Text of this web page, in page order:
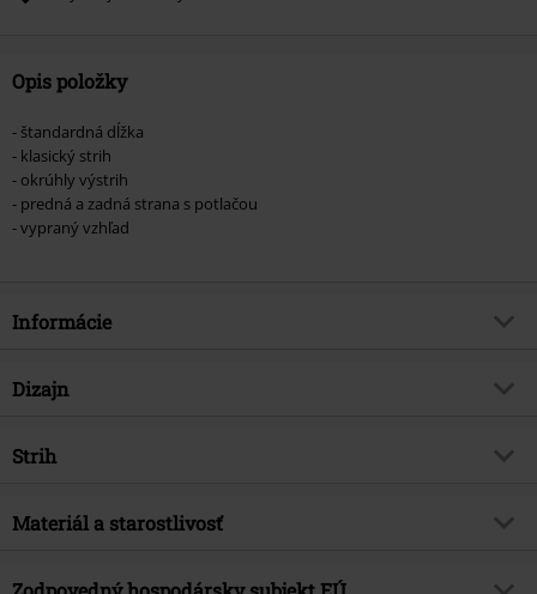
Opis položky
- štandardná dĺžka
- klasický strih
- okrúhly výstrih
- predná a zadná strana s potlačou
- vypraný vzhľad
Informácie
Tovar č.
hudobný žáner
Téma produktov
Dizajn
Typ výrobku
Vytlačené
Strih
Strih/vrchný diel
Materiál a starostlivosť
Vrchný materiál
100% bavlna